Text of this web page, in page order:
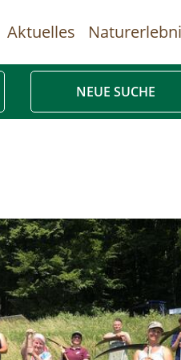
Aktuelles
NEUE SUCHE